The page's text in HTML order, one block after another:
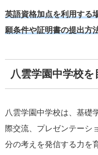
英語資格加点を利用する
願条件や証明書の提出方
八雲学園中学校
八雲学園中学校は、基礎
際交流、プレゼンテーシ
分の考えを発信する力を